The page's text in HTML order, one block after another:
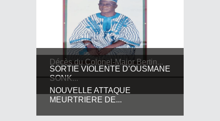
Décès du Colonel-Major Bertin...
SORTIE VIOLENTE D’OUSMANE
SONK...
NOUVELLE ATTAQUE
MEURTRIERE DE...